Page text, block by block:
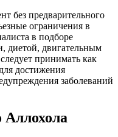
без предварительного
ограничения в
в подборе
диетой, двигательным
принимать как
достижения
заболеваний
Аллохола